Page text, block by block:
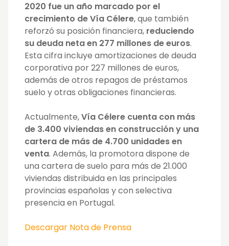
2020 fue un año marcado por el
crecimiento de Vía Célere, que también
reforzó su posición financiera, reduciendo
su deuda neta en 277 millones de euros.
Esta cifra incluye amortizaciones de deuda
corporativa por 227 millones de euros,
además de otros repagos de préstamos
suelo y otras obligaciones financieras.
Actualmente,Vía Célere cuenta con más
de 3.400 viviendas en construcción y una
cartera de más de 4.700 unidades en
venta. Además, la promotora dispone de
una cartera de suelo para más de 21.000
viviendas distribuida en las principales
provincias españolas y con selectiva
presencia en Portugal.
Descargar Nota de Prensa